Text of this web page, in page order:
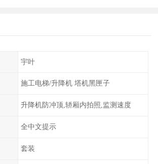
宇叶
施工电梯/升降机 塔机黑匣子
升降机防冲顶,轿厢内拍照,监测速度
全中文提示
套装